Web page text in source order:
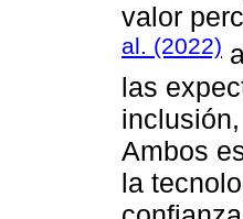
valor
al. (2022)
las
Ambos
la